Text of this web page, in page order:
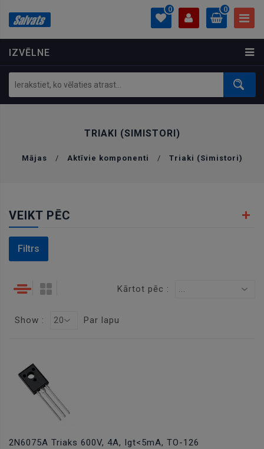
IZVĒLNE
0
PROFILS
Ielogoties
Izveidot kontu
0
0.00 €
TRIAKI (SIMISTORI)
Mājas / Aktīvie komponenti / Triaki (Simistori)
VEIKT PĒC
Filtrs
Kārtot pēc : ...
Show : 20 Par lapu
2N6075A Triaks 600V, 4A, Igt<5mA, TO-126